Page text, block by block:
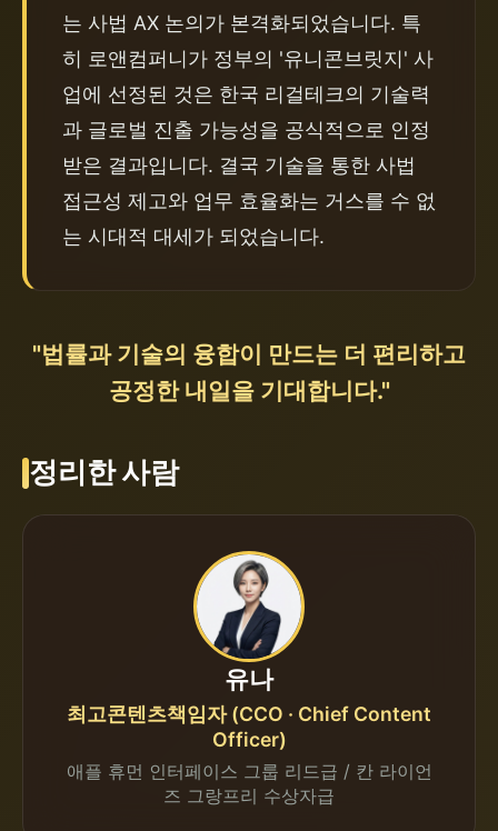
는 사법 AX 논의가 본격화되었습니다. 특
히 로앤컴퍼니가 정부의 '유니콘브릿지' 사
업에 선정된 것은 한국 리걸테크의 기술력
과 글로벌 진출 가능성을 공식적으로 인정
받은 결과입니다. 결국 기술을 통한 사법
접근성 제고와 업무 효율화는 거스를 수 없
는 시대적 대세가 되었습니다.
"법률과 기술의 융합이 만드는 더 편리하고
공정한 내일을 기대합니다."
정리한 사람
유나
최고콘텐츠책임자 (CCO · Chief Content
Officer)
애플 휴먼 인터페이스 그룹 리드급 / 칸 라이언
즈 그랑프리 수상자급